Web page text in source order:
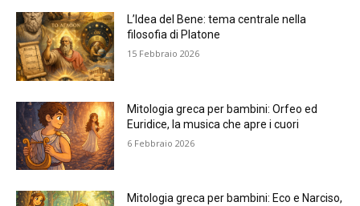
L’Idea del Bene: tema centrale nella
filosofia di Platone
15 Febbraio 2026
Mitologia greca per bambini: Orfeo ed
Euridice, la musica che apre i cuori
6 Febbraio 2026
Mitologia greca per bambini: Eco e Narciso,